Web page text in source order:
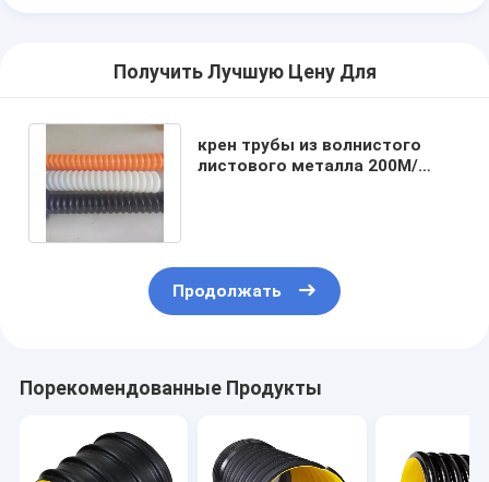
Получить Лучшую Цену Для
крен трубы из волнистого
листового металла 200M/
Продолжать
Порекомендованные Продукты